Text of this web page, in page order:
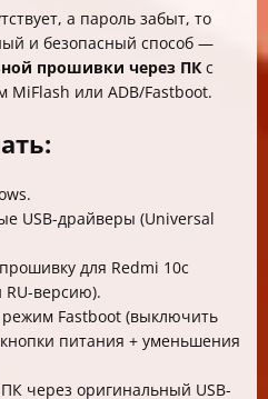
а пароль забыт, то
и безопасный способ —
прошивки через ПКс
MiFlash или ADB/Fastboot.
USB-драйверы (Universal
для Redmi 10c
версию).
Fastboot (выключить
питания + уменьшения
через оригинальный USB-